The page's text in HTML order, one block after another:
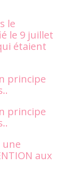
le
le 9 juillet
étaient
principe
principe
une
aux